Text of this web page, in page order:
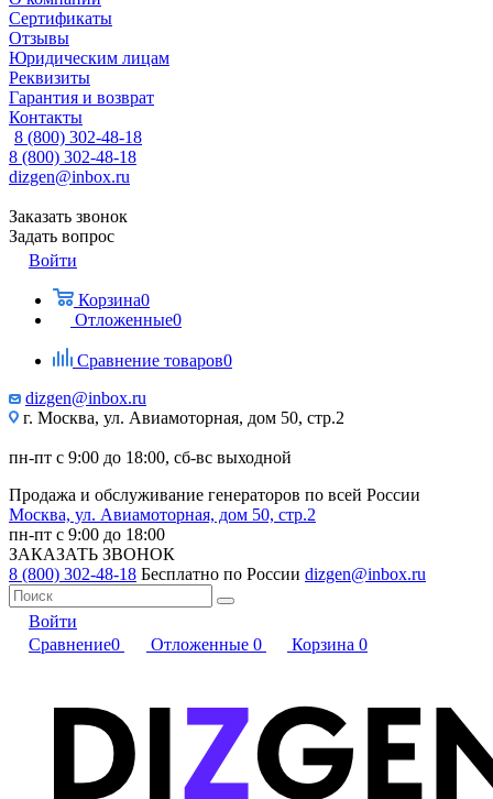
Сертификаты
Отзывы
Юридическим лицам
Реквизиты
Гарантия и возврат
Контакты
8 (800) 302-48-18
8 (800) 302-48-18
dizgen@inbox.ru
Заказать звонок
Задать вопрос
Войти
Корзина0
Отложенные0
Сравнение товаров0
dizgen@inbox.ru
г. Москва, ул. Авиамоторная, дом 50, стр.2
пн-пт с 9:00 до 18:00, сб-вс выходной
Продажа и обслуживание генераторов по всей России
Москва, ул. Авиамоторная, дом 50, стр.2
пн-пт с 9:00 до 18:00
ЗАКАЗАТЬ ЗВОНОК
8 (800) 302-48-18 Бесплатно по России dizgen@inbox.ru
Войти
Сравнение0 Отложенные 0 Корзина 0